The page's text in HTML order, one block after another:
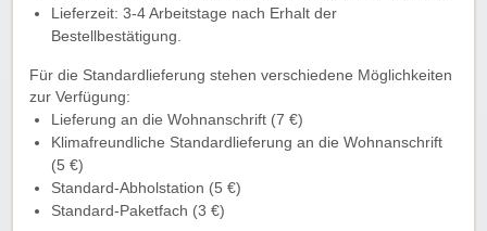
Lieferzeit: 3-4 Arbeitstage nach Erhalt der
Bestellbestätigung.
Für die Standardlieferung stehen verschiedene Möglichkeiten
zur Verfügung:
Lieferung an die Wohnanschrift (7 €)
Klimafreundliche Standardlieferung an die Wohnanschrift
(5 €)
Standard-Abholstation (5 €)
Standard-Paketfach (3 €)